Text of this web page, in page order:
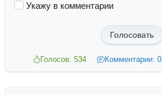
Укажу в комментарии
Голосовать
Голосов: 534 Комментарии: 0